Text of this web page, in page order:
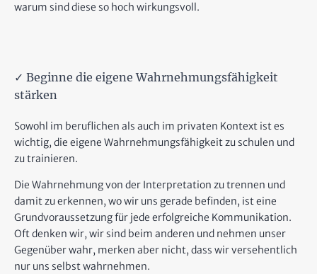
warum sind diese so hoch wirkungsvoll.
✓ Beginne die eigene Wahrnehmungsfähigkeit
stärken
Sowohl im beruflichen als auch im privaten Kontext ist es
wichtig, die eigene Wahrnehmungsfähigkeit zu schulen und
zu trainieren.
Die Wahrnehmung von der Interpretation zu trennen und
damit zu erkennen, wo wir uns gerade befinden, ist eine
Grundvoraussetzung für jede erfolgreiche Kommunikation.
Oft denken wir, wir sind beim anderen und nehmen unser
Gegenüber wahr, merken aber nicht, dass wir versehentlich
nur uns selbst wahrnehmen.